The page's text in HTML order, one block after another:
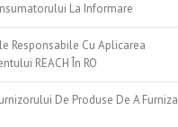
La Informare
Responsabile Cu Aplicarea
REACH În RO
De Produse De A Furniza